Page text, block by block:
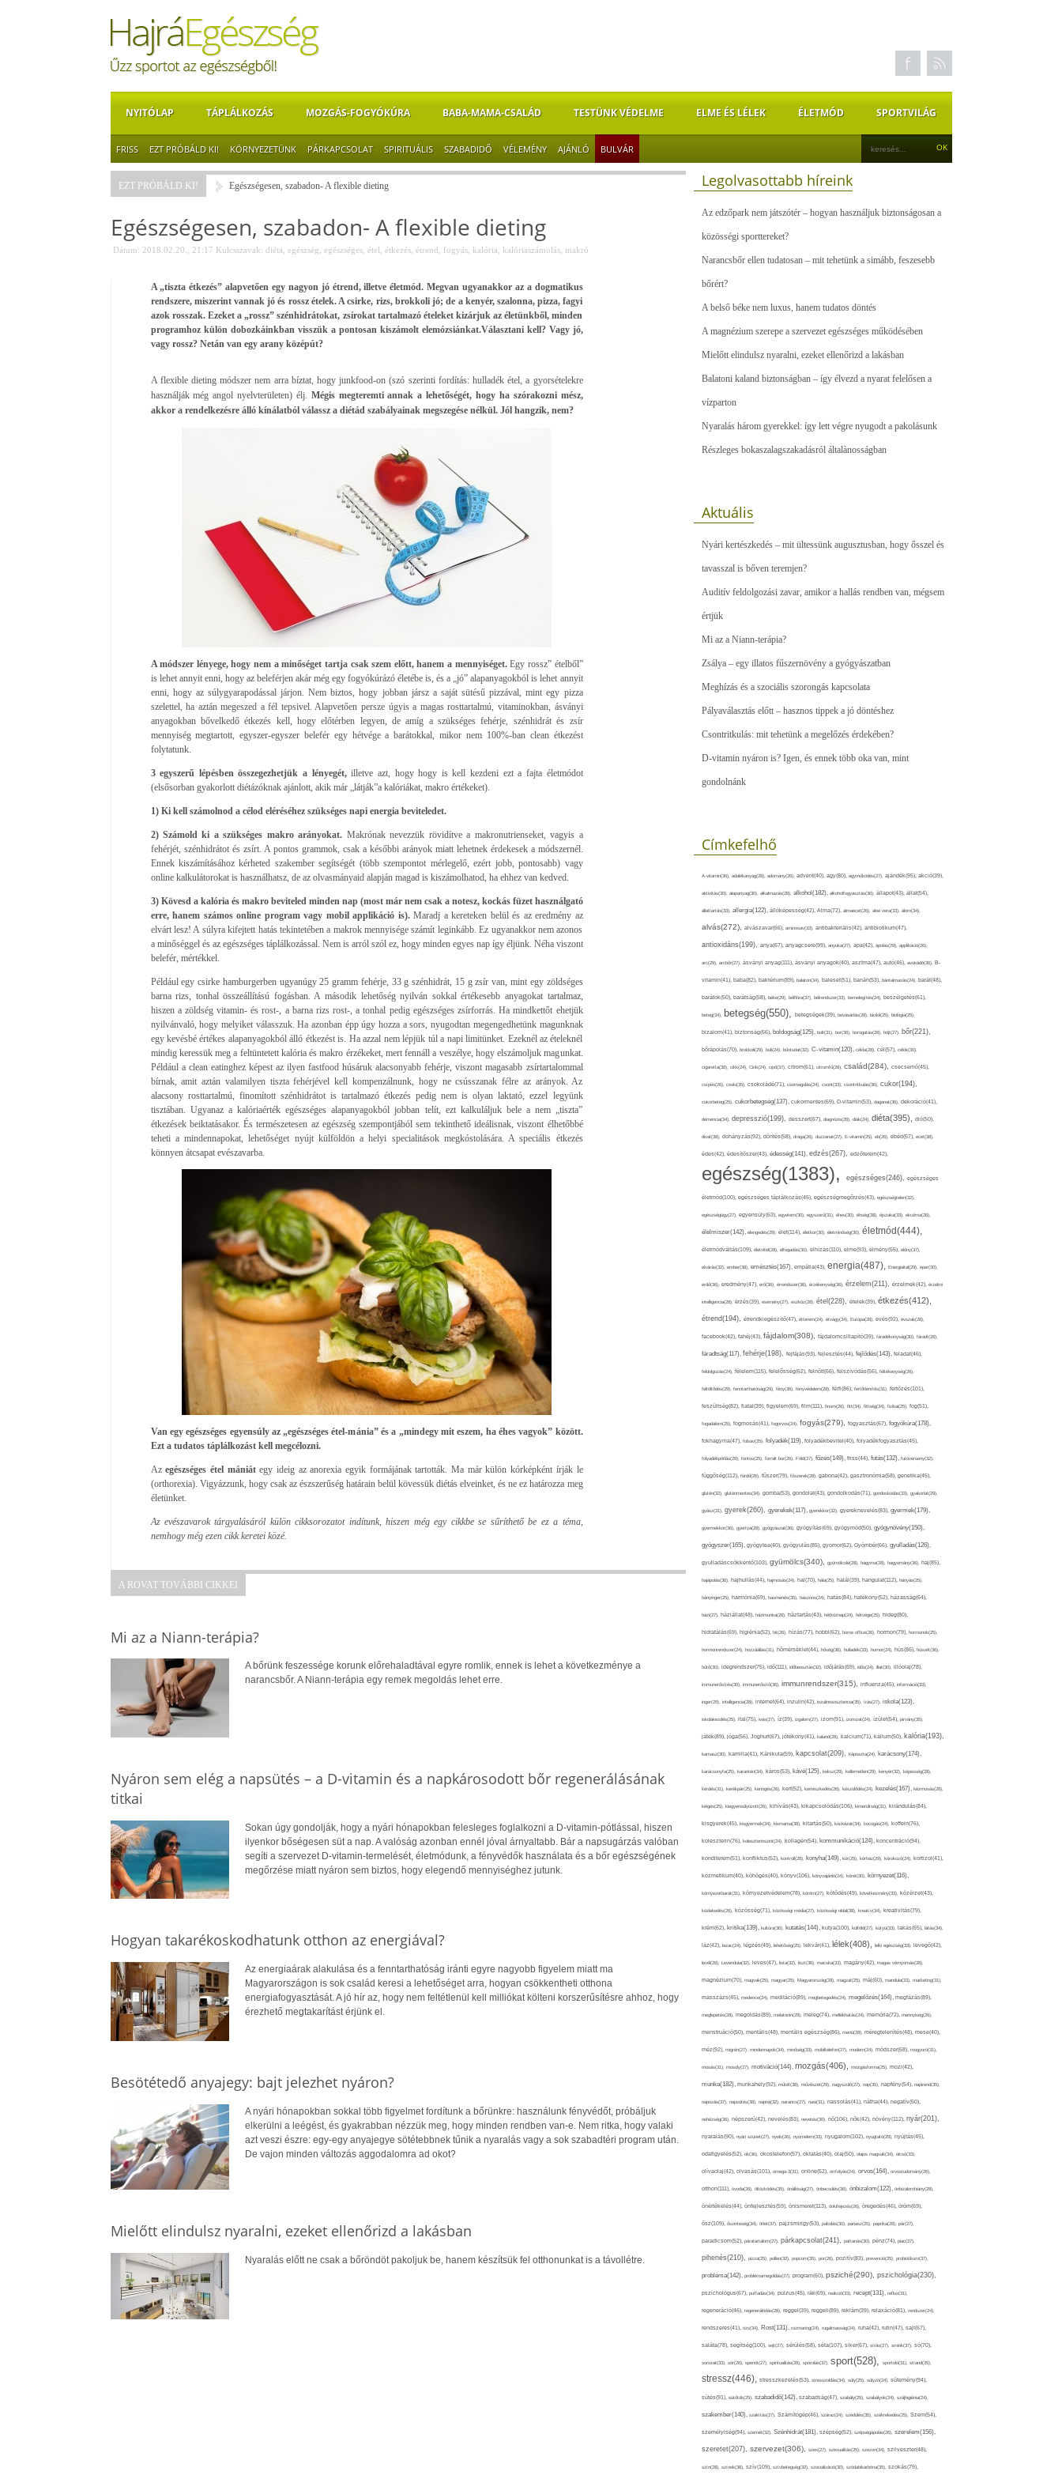
NYITÓLAP TÁPLÁLKOZÁS MOZGÁS-FOGYÓKÚRA BABA-MAMA-CSALÁD TESTÜNK VÉDELME ELME ÉS LÉLEK ÉLETMÓD SPORTVILÁG
FRISS EZT PRÓBÁLD KI! KÖRNYEZETÜNK PÁRKAPCSOLAT SPIRITUÁLIS SZABADIDŐ VÉLEMÉNY AJÁNLÓ BULVÁR
EZT PRÓBÁLD KI! Egészségesen, szabadon- A flexible dieting
Egészségesen, szabadon- A flexible dieting
Dátum: 2018.02.20., 21:17 Kulcsszavak: diéta egészség egészséges, étel étkezés, étrend fogyás, kalória kalóriaszámolás, makró
A „tiszta étkezés” alapvetően egy nagyon jó étrend, illetve életmód. Megvan ugyanakkor az a dogmatikus
rendszere, miszerint vannak jó és rossz ételek. A csirke, rizs, brokkoli jó; de a kenyér, szalonna, pizza, fagyi
azok rosszak. Ezeket a „rossz” szénhidrátokat, zsírokat tartalmazó ételeket kizárjuk az életünkből, minden
programhoz külön dobozkáinkban visszük a pontosan kiszámolt elemózsiánkat.Választani kell? Vagy jó,
vagy rossz? Netán van egy arany középút?
A flexible dieting módszer nem arra bíztat, hogy junkfood-on (szó szerinti fordítás: hulladék étel, a gyorsételekre
használják még angol nyelvterületen) élj. Mégis megteremti annak a lehetőségét, hogy ha szórakozni mész,
akkor a rendelkezésre álló kínálatból válassz a diétád szabályainak megszegése nélkül. Jól hangzik, nem?
A módszer lényege, hogy nem a minőséget tartja csak szem előtt, hanem a mennyiséget.Egy rossz” ételből”
is lehet annyit enni, hogy az beleférjen akár még egy fogyókúrázó életébe is, és a „jó” alapanyagokból is lehet annyit
enni, hogy az súlygyarapodással járjon. Nem biztos, hogy jobban jársz a saját sütésű pizzával, mint egy pizza
szelettel, ha aztán megeszed a fél tepsivel. Alapvetően persze úgyis a magas rosttartalmú, vitaminokban, ásványi
anyagokban bővelkedő étkezés kell, hogy előtérben legyen, de amíg a szükséges fehérje, szénhidrát és zsír
mennyiség megtartott, egyszer-egyszer belefér egy hétvége a barátokkal, mikor nem 100%-ban clean étkezést
folytatunk.
3 egyszerű lépésben összegezhetjük a lényegét,illetve azt, hogy hogy is kell kezdeni ezt a fajta életmódot
(elsősorban gyakorlott diétázóknak ajánlott, akik már „látják”a kalóriákat, makro értékeket).
1) Ki kell számolnod a célod eléréséhez szükséges napi energia beviteledet.
2) Számold ki a szükséges makro arányokat. Makrónak nevezzük rövidítve a makronutrienseket, vagyis a
fehérjét, szénhidrátot és zsírt. A pontos grammok, csak a későbbi arányok miatt lehetnek érdekesek a módszernél.
Ennek kiszámításához kérheted szakember segítségét (több szempontot mérlegelő, ezért jobb, pontosabb) vagy
online kalkulátorokat is használhatsz, de az olvasmányaid alapján magad is kiszámolhatod, ha ehhez van kedved.
3) Kövesd a kalória és makro beviteled minden nap (most már nem csak a notesz, kockás füzet használgató
erre, hanem számos online program vagy mobil applikáció is).Maradj a kereteken belül és az eredmény az
elvárt lesz! A súlyra kifejtett hatás tekintetében a makrok mennyisége számít leginkább. Ez ugyanakkor nem azonos
a minőséggel és az egészséges táplálkozással. Nem is arról szól ez, hogy minden egyes nap így éljünk. Néha viszont
belefér, mértékkel.
Például egy csirke hamburgerben ugyanúgy 25 gramm fehérje, 33 g szénhidrát, 15 g zsír van, mint egy zöldséges
barna rizs, tonhal összeállítású fogásban. A második lehetőség nyilván sokkal értékesebb anyagokat tartalmaz,
hiszen a zöldség vitamin- és rost-, a barna rizs rost-, a tonhal pedig egészséges zsírforrás. Ha mindkettőt ehetjük
nyilvánvaló, hogy melyiket válasszuk. Ha azonban épp úgy hozza a sors, nyugodtan megengedhetünk magunknak
egy kevésbé értékes alapanyagokból álló étkezést is. Ha azzal nem lépjük túl a napi limitünket. Ezeknél az ételeknél
mindig keressük meg a feltüntetett kalória és makro érzékeket, mert fennáll a veszélye, hogy elszámoljuk magunkat.
Például a clean eatinghez képest az ilyen fastfood húsáruk alacsonyabb fehérje, viszont magasabb zsírtartalommal
bírnak, amit aztán valamilyen tiszta fehérjével kell kompenzálnunk, hogy ne csússzanak félre az arányok. Az
alacsony rosttartalmú, finomított szénhidrátot is tartalmazó étkezés pedig nem is olyan laktató, ezzel legyünk
tisztában. Ugyanaz a kalóriaérték egészséges alapanyagokból jobban telít, ezt kalkuláljuk bele a nem „tiszta”
étkezések beiktatásakor. És természetesen az egészség szempontjából sem tekinthető ideálisnak, viszont élhetőbbé
teheti a mindennapokat, lehetőséget nyújt külföldön a helyi specialitások megkóstolására. A speciális étkezés
könnyen átcsapat evészavarba.
Van egy egészséges egyensúly az „egészséges étel-mánia” és a „mindegy mit eszem, ha éhes vagyok” között.
Ezt a tudatos táplálkozást kell megcélozni.
Azegészséges étel mániátegy ideig az anorexia egyik formájának tartották. Ma már külön kórképként írják le
(orthorexia). Vigyázzunk, hogy csak az észszerűség határain belül kövessük diétás elveinket, és ne ez határozza meg
életünket.
Az evészavarok tárgyalásáról külön cikksorozatot indítunk, hiszen még egy cikkbe se sűríthető be ez a téma,
nemhogy még ezen cikk keretei közé.
A ROVAT TOVÁBBI CIKKEI
Mi az a Niann-terápia?
A bőrünk feszessége korunk előrehaladtával egyre romlik, ennek is lehet a következménye a
narancsbőr. A Niann-terápia egy remek megoldás lehet erre.
Nyáron sem elég a napsütés – a D-vitamin és a napkárosodott bőr regenerálásának
titkai
Sokan úgy gondolják, hogy a nyári hónapokban felesleges foglalkozni a D-vitamin-pótlással, hiszen
ilyenkor bőségesen süt a nap. A valóság azonban ennél jóval árnyaltabb. Bár a napsugárzás valóban
segíti a szervezet D-vitamin-termelését, életmódunk, a fényvédők használata és a bőr egészségének
megőrzése miatt nyáron sem biztos, hogy elegendő mennyiséghez jutunk.
Hogyan takarékoskodhatunk otthon az energiával?
Az energiaárak alakulása és a fenntarthatóság iránti egyre nagyobb figyelem miatt ma
Magyarországon is sok család keresi a lehetőséget arra, hogyan csökkentheti otthona
energiafogyasztását. A jó hír az, hogy nem feltétlenül kell milliókat költeni korszerűsítésre ahhoz, hogy
érezhető megtakarítást érjünk el.
Besötétedő anyajegy: bajt jelezhet nyáron?
A nyári hónapokban sokkal több figyelmet fordítunk a bőrünkre: használunk fényvédőt, próbáljuk
elkerülni a leégést, és gyakrabban nézzük meg, hogy minden rendben van-e. Nem ritka, hogy valaki
azt veszi észre: egy-egy anyajegye sötétebbnek tűnik a nyaralás vagy a sok szabadtéri program után.
De vajon minden változás aggodalomra ad okot?
Mielőtt elindulsz nyaralni, ezeket ellenőrizd a lakásban
Nyaralás előtt ne csak a bőröndöt pakoljuk be, hanem készítsük fel otthonunkat is a távollétre.
Legolvasottabb híreink
Az edzőpark nem játszótér – hogyan használjuk biztonságosan a
közösségi sporttereket?
Narancsbőr ellen tudatosan – mit tehetünk a simább, feszesebb
bőrért?
A belső béke nem luxus, hanem tudatos döntés
A magnézium szerepe a szervezet egészséges működésében
Mielőtt elindulsz nyaralni, ezeket ellenőrizd a lakásban
Balatoni kaland biztonságban – így élvezd a nyarat felelősen a
vízparton
Nyaralás három gyerekkel: így lett végre nyugodt a pakolásunk
Részleges bokaszalagszakadásról általànosságban
Aktuális
Nyári kertészkedés – mit ültessünk augusztusban, hogy ősszel és
tavasszal is bőven teremjen?
Auditív feldolgozási zavar, amikor a hallás rendben van, mégsem
értjük
Mi az a Niann-terápia?
Zsálya – egy illatos fűszernövény a gyógyászatban
Meghízás és a szociális szorongás kapcsolata
Pályaválasztás előtt – hasznos tippek a jó döntéshez
Csontritkulás: mit tehetünk a megelőzés érdekében?
D-vitamin nyáron is? Igen, és ennek több oka van, mint
gondolnánk
Címkefelhő
A-vitamin(36), adalékanyag(28), adomány(26), advent(40), agy(80), agyműködés(27), ajándék(95), akció(39),
aktivitás(30), alapanyag(30), alkalmazás(28), alkohol(182), alkoholfogyasztás(36), állapot(43), állat(54),
állattartás(33), allergia(122), állóképesség(42), Alma(72), almaecet(26), aloe vera(33), álom(34),
alvás(272), alvászavar(66), aminosav(33), antibakteriális(42), antibiotikum(47),
antioxidáns(199), anya(67), anyagcsere(99), anyuka(27), apa(42), ápolás(29), applikáció(26),
arc(29), arcbőr(27), ásványi anyag(111), ásványi anyagok(40), asztma(47), autó(46), avokádó(36), B-
vitamin(41), baba(82), baktérium(89), balaton(34), baleset(51), banán(53), bántalmazás(24), barát(48),
barátok(50), barátság(58), béke(29), bélflóra(37), bélrendszer(33), bemelegítés(24), beszélgetés(61),
beteg(34), betegség(550), betegségek(39), bevásárlás(28), bicikli(25), biológia(25),
bizalom(41), biztonság(66), boldogság(125), bolt(31), bor(36), borogatás(28), böjt(27), bőr(221),
bőrápolás(70), brokkoli(29), buli(24), bűntudat(32), C-vitamin(120), cékla(28), cél(57), célok(30),
cigaretta(38), cikk(24), Cink(24), cipő(37), citrom(61), citromfű(26), család(284), csecsemő(45),
csípés(26), csoki(35), csokoládé(71), csomagolás(24), csont(33), csontritkulás(36), cukor(194),
cukorbeteg(25), cukorbetegség(137), cukormentes(69), D-vitamin(53), daganat(36), dekoráció(41),
demencia(34), depresszió(199), desszert(67), diagnózis(28), diák(24), diéta(395), dió(50),
divat(38), dohányzás(92), döntés(58), drága(26), duzzanat(27), E-vitamin(25), eb(26), ebéd(57), ecet(38),
édes(42), édesítőszer(43), édesség(141), edzés(267), edzőterem(42),
egészség(1383), egészséges(246), egészséges
életmód(100), egészséges táplálkozás(45), egészségmegőrzés(43), egészségtelen(32),
egészségügy(27), egyensúly(63), egyetem(30), egyszerű(31), éhes(30), éhség(38), éjszaka(33), ekcéma(26),
élelmiszer(142), elengedés(29), élet(114), életkor(30), életminőség(30), életmód(444),
életmódváltás(109), életvitel(28), elfogadás(30), elhízás(110), elme(93), élmény(55), előny(37),
elvárás(32), ember(38), emésztés(167), empátia(43), energia(487), Energiaital(29), eper(30),
erdő(36), eredmény(47), erő(36), érrendszer(36), érzékenység(36), érzelem(211), érzelmek(42), érzelmi
intelligencia(28), érzés(39), esemény(27), eszköz(28), étel(228), ételek(39), étkezés(412),
étrend(194), étrendkiegészítő(47), étterem(24), étvágy(34), Európa(28), evés(92), évszak(28),
facebook(42), fahéj(43), fájdalom(308), fájdalomcsillapító(39), fáradékonyság(30), fáradt(28),
fáradtság(117), fehérje(198), fejfájás(93), fejlesztés(44), fejlődés(143), feladat(46),
feldolgozás(24), félelem(115), felelősség(62), felnőtt(66), felszívódás(56), féltékenység(26),
feltöltődés(29), fenntarthatóság(29), fény(36), fényvédelem(28), férfi(86), fertőtlenítés(31), fertőzés(101),
feszültség(82), fiatal(39), figyelem(69), film(111), finom(26), fitt(34), fittség(34), fizikai(25), fog(51),
fogadalom(25), fogmosás(41), fogorvos(24), fogyás(279), fogyasztás(67), fogyókúra(178),
fokhagyma(47), folsav(25), folyadék(119), folyadékbevitel(40), folyadékfogyasztás(45),
folyadékpótlás(29), fontos(25), forralt bor(26), Föld(27), főzés(149), friss(44), futás(132), futóverseny(32),
függőség(112), fürdő(26), fűszer(79), fűszerek(28), gabona(42), gasztronómia(58), genetika(45),
glutén(32), gluténmentes(34), gomba(53), gondolat(43), gondolkodás(71), gondoskodás(33), gyakorlat(29),
gyász(31), gyerek(260), gyerekek(117), gyerekkor(32), gyereknevelés(83), gyermek(179),
gyermekkor(36), gyertya(28), gyógyászat(36), gyógyítás(69), gyógymód(50), gyógynövény(150),
gyógyszer(165), gyógytea(40), gyógyulás(85), gyomor(62), Gyömbér(66), gyulladás(126),
gyulladáscsökkentő(103), gyümölcs(340), gyümölcslé(28), hagyma(28), hagyomány(36), haj(85),
hajápolás(36), hajhullás(44), hajmosás(24), hal(70), hála(25), halál(39), hangulat(112), hányás(25),
hányinger(25), harmónia(69), hasmenés(35), hasznos(24), hatás(84), hatékony(52), házasság(64),
házi(27), háziállat(48), házimunka(28), háztartás(43), hétköznap(24), hétvége(25), hideg(80),
hidratálás(69), higiénia(52), hit(26), hízás(77), hobbi(62), home office(26), hormon(79), hormonok(25),
hormonrendszer(24), hozzáállás(31), hőmérséklet(44), hőség(36), hulladék(33), humor(24), hús(86), húsvét(36),
hűtő(30), idegrendszer(75), idő(111), időbeosztás(32), időjárás(69), idős(24), illat(30), illóolaj(78),
immunerősítés(30), immunerősítő(36), immunrendszer(315), influenza(45), információ(33),
inger(29), intelligencia(28), internet(64), inzulin(42), inzulinrezisztencia(35), írás(27), iskola(123),
iskolakezdés(25), ital(75), ivás(27), íz(39), izgalom(27), izom(91), izomzat(24), ízület(54), járvány(35),
játék(89), jóga(56), Joghurt(67), jótékony(41), kaland(28), kalcium(71), kálium(50), kalória(193),
kamasz(30), kamilla(41), Kánikula(59), kapcsolat(209), káposzta(24), karácsony(174),
karácsonyfa(25), karantén(34), káros(53), kávé(125), keksz(29), kellemetlen(29), kenyér(32), képesség(28),
kérdés(31), kerékpár(25), keringés(26), kert(52), kertészkedés(26), készülődés(24), kezelés(167), kézmosás(28),
kiégés(25), kiegyensúlyozott(26), kihívás(43), kikapcsolódás(106), kimerültség(31), kirándulás(84),
kisgyerek(45), kisgyermek(34), kismama(38), kitartás(50), kockázat(34), kocogás(24), koffein(76),
koleszterin(76), koleszterinszint(24), kollagén(54), kommunikáció(124), koncentráció(94),
konditerem(51), konfliktus(52), kontroll(28), konyha(149), kór(25), kórház(29), kórokozó(24), kortizol(41),
kozmetikum(40), köhögés(40), könyv(106), könyvajánló(24), köret(30), környezet(116),
környezetbarát(31), környezetvédelem(78), köröm(27), kötődés(49), következmény(33), közérzet(43),
közlekedés(26), közösség(71), közösségi média(27), közösségi oldal(38), kreatív(34), kreativitás(79),
krém(62), kritika(139), kultúra(36), kutatás(144), kutya(100), külföld(27), kütyü(33), lakás(65), látás(34),
láz(42), lazac(24), légzés(49), lehetőség(25), lekvár(41), lélek(408), lelki egészség(33), levegő(42),
levél(28), Levendula(32), leves(47), lista(32), liszt(36), macska(33), magány(42), magas vérnyomás(28),
magnézium(70), magvak(25), magyar(25), Magyarország(28), magzat(25), máj(60), mandula(33), marketing(31),
masszázs(45), medence(24), meditáció(89), megbetegedés(24), megelőzés(164), megfázás(89),
meglepetés(28), megoldás(89), melatonin(29), meleg(74), mellékhatás(24), memória(72), mennyiség(26),
menstruáció(50), mentális(48), mentális egészség(86), menü(28), méregtelenítés(48), mese(40),
méz(92), migrén(27), mindennapok(34), minőség(33), mobiltelefon(27), modern(24), módszer(68), mogyoró(31),
mosás(31), mosoly(27), motiváció(144), mozgás(406), mozgásforma(25), mozi(42),
munka(182), munkahely(92), műtét(38), művészet(29), nagyszülő(27), nap(35), napfény(54), napirend(35),
napozás(37), napsütés(38), naptej(32), narancs(27), nasi(31), nassolás(41), nátha(44), negatív(50),
nehézség(36), népszerű(42), nevelés(83), nevetés(30), nő(106), nők(42), növény(112), nyár(201),
nyaralás(90), nyári szünet(27), nyelv(26), nyomelem(33), nyugalom(102), nyugtató(29), nyújtás(45),
odafigyelés(52), ok(36), okostelefon(57), oktatás(40), olaj(50), olajos magvak(34), olcsó(33),
olívaolaj(42), olvasás(101), omega-3(31), online(52), orrfolyás(24), orvos(164), orvostudomány(26),
otthon(111), óvoda(26), öltözködés(35), önállóság(27), önbecsülés(36), önbizalom(122), önbizalomhiány(28),
önértékelés(44), önfejlesztés(59), önismeret(113), önkifejezés(26), öregedés(46), öröm(69),
ősz(109), őszinteség(34), ötlet(37), pajzsmirigy(53), pakolás(30), panasz(25), paprika(28), pár(27),
paradicsom(52), páratartalom(27), párkapcsolat(241), pattanás(30), pénz(74), piac(27),
pihenés(210), pizza(25), pollen(32), popcorn(35), por(26), pozitív(83), prevenció(25), probiotikum(37),
probléma(142), problémamegoldás(27), program(60), psziché(290), pszichológia(230),
pszichológus(67), puffadás(34), pulzus(45), rák(69), reakció(33), recept(131), reflux(31),
regeneráció(46), regenerálódás(28), reggel(39), reggeli(89), reklám(39), relaxáció(81), rendszer(24),
rendszeres(41), rizs(34), Rost(131), rozmaring(24), rugalmasság(24), ruha(42), rutin(47), sajt(67),
saláta(78), segítség(100), sejt(27), sérülés(58), séta(107), siker(67), sírás(27), smink(37), só(70),
sorozat(33), sör(26), spenót(27), spiritualitás(28), spórolás(37), sport(528), sportoló(31), strand(35),
stressz(446), stresszkezelés(53), stresszoldás(34), súly(25), súlyzó(24), sütemény(94),
sütés(91), sütőtök(25), szabadidő(142), szabadság(47), szabály(25), szabályok(24), szájhigiénia(24),
szakember(140), szakítás(27), Számítógép(46), száraz(24), szédülés(35), székrekedés(25), Szem(54),
személyiség(94), szemét(32), Szénhidrát(181), szépség(52), szépségápolás(26), szerelem(156),
szeretet(207), szervezet(306), szex(27), szexualitás(25), szezon(34), szilveszter(48),
szín(28), színek(36), szív(109), szívbetegség(32), szocializáció(30), szódabikarbóna(35), szokás(79),